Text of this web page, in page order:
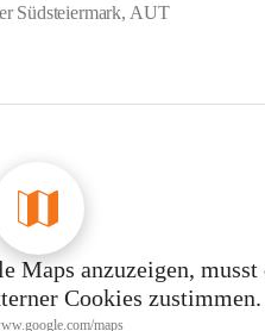
Südsteiermark, AUT
Maps anzuzeigen, musst
Cookies zustimmen.
maps